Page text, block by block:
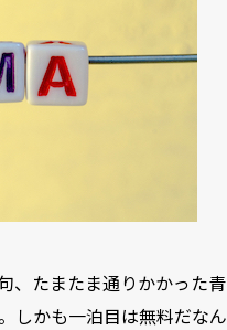
、たまたま通りかかった青
しかも一泊目は無料だなん